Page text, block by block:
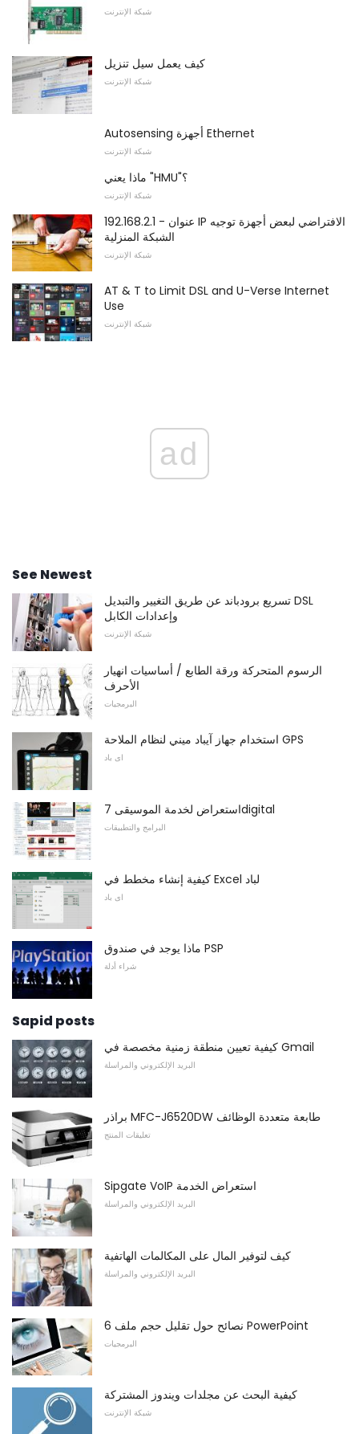
شبكة الإنترنت
كيف يعمل سيل تنزيل
شبكة الإنترنت
Autosensing أجهزة Ethernet
شبكة الإنترنت
ماذا يعني "HMU"؟
شبكة الإنترنت
192.168.2.1 - عنوان IP الافتراضي لبعض أجهزة توجيه
الشبكة المنزلية
شبكة الإنترنت
AT & T to Limit DSL and U-Verse Internet
Use
شبكة الإنترنت
ad
See Newest
تسريع برودباند عن طريق التغيير والتبديل DSL
وإعدادات الكابل
شبكة الإنترنت
الرسوم المتحركة ورقة الطابع / أساسيات انهيار
الأحرف
البرمجيات
استخدام جهاز آيباد ميني لنظام الملاحة GPS
اى باد
استعراض لخدمة الموسيقى 7digital
البرامج والتطبيقات
كيفية إنشاء مخطط في Excel لباد
اى باد
ماذا يوجد في صندوق PSP
شراء أدلة
Sapid posts
كيفية تعيين منطقة زمنية مخصصة في Gmail
البريد الإلكتروني والمراسلة
براذر MFC-J6520DW طابعة متعددة الوظائف
تعليقات المنتج
Sipgate VoIP استعراض الخدمة
البريد الإلكتروني والمراسلة
كيف لتوفير المال على المكالمات الهاتفية
البريد الإلكتروني والمراسلة
6 نصائح حول تقليل حجم ملف PowerPoint
البرمجيات
كيفية البحث عن مجلدات ويندوز المشتركة
شبكة الإنترنت